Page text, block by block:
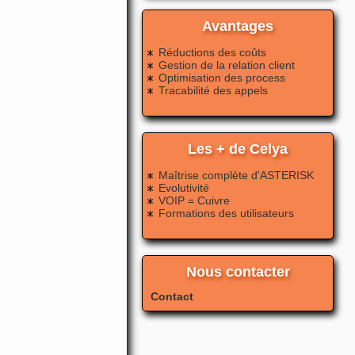
Avantages
Réductions des coûts
Gestion de la relation client
Optimisation des process
Tracabilité des appels
Les + de Celya
Maîtrise complète d'ASTERISK
Evolutivité
VOIP = Cuivre
Formations des utilisateurs
Nous contacter
Contact